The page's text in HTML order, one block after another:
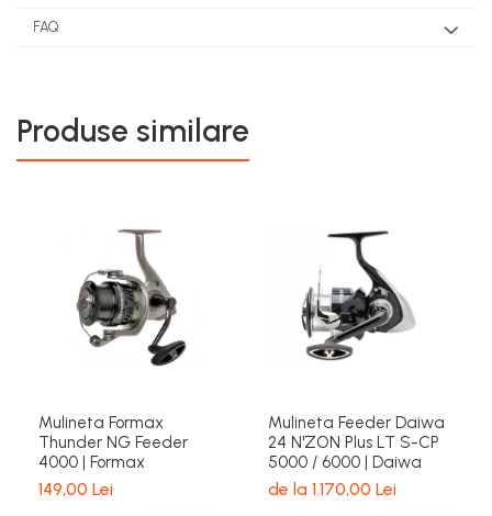
FAQ
Produse similare
Mulineta Formax
Thunder NG Feeder
4000 | Formax
149,00 Lei
Mulineta Feeder Daiwa
24 N'ZON Plus LT S-CP
5000 / 6000 | Daiwa
de la 1.170,00 Lei